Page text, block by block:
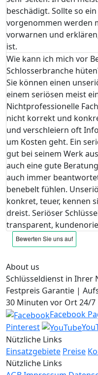
beschädigt. Sollte so
vorgenommen werden
vorwarnen und
ist.
Wie kann ich mich vor
Schlosserbranche
Sie können einen
einem seriösen meist
Nichtprofessionelle
nicht korrekt und
und verschleiern oft
um Kosten geht. Ein
gut bei seinem Werk
auch eine gute
auch immer
benebelt fühlen.
konkret, teuer, kennen
dreist. Seriöser
transparent,
About us
Schlüsseldienst in Ihrer
Festpreis Garantie |
30 Minuten vor Ort 24/7
Facebook
Pinterest
Nützliche Links
Einsatzgebiete Preise
Nützliche Links